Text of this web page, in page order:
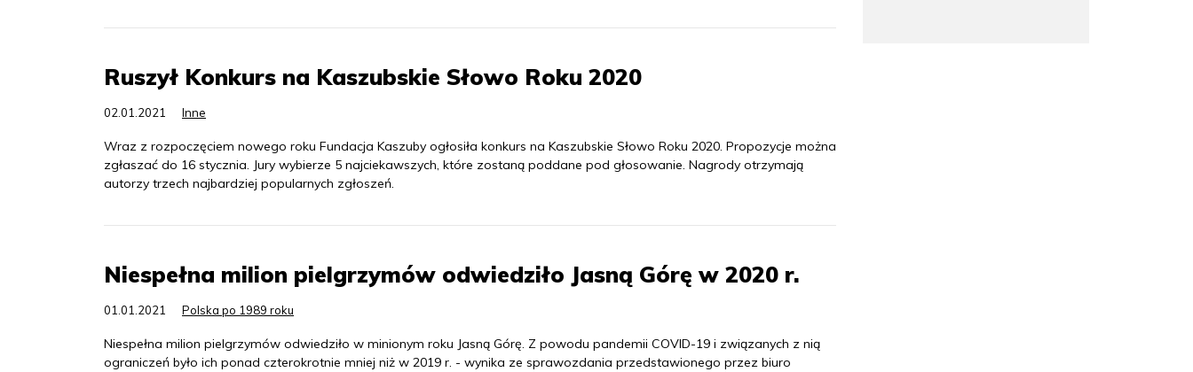
Ruszył Konkurs na Kaszubskie Słowo Roku 2020
02.01.2021 Inne
Wraz z rozpoczęciem nowego roku Fundacja Kaszuby ogłosiła konkurs na Kaszubskie Słowo Roku 2020. Propozycje można
zgłaszać do 16 stycznia. Jury wybierze 5 najciekawszych, które zostaną poddane pod głosowanie. Nagrody otrzymają
autorzy trzech najbardziej popularnych zgłoszeń.
Niespełna milion pielgrzymów odwiedziło Jasną Górę w 2020 r.
01.01.2021 Polska po 1989 roku
Niespełna milion pielgrzymów odwiedziło w minionym roku Jasną Górę. Z powodu pandemii COVID-19 i związanych z nią
ograniczeń było ich ponad czterokrotnie mniej niż w 2019 r. - wynika ze sprawozdania przedstawionego przez biuro